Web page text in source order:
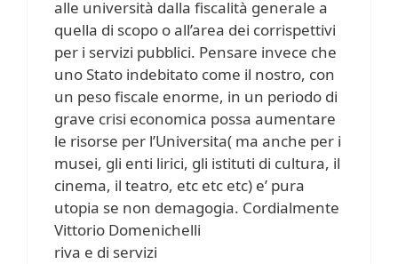
alle università dalla fiscalità generale a
quella di scopo o all’area dei corrispettivi
per i servizi pubblici. Pensare invece che
uno Stato indebitato come il nostro, con
un peso fiscale enorme, in un periodo di
grave crisi economica possa aumentare
le risorse per l’Universita( ma anche per i
musei, gli enti lirici, gli istituti di cultura, il
cinema, il teatro, etc etc etc) e’ pura
utopia se non demagogia. Cordialmente
Vittorio Domenichelli
riva e di servizi